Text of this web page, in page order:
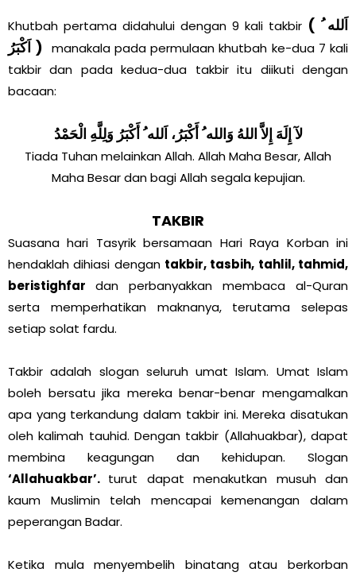
Khutbah pertama didahului dengan 9 kali takbir ( اَلله ُ
اَكْبَرُ ) manakala pada permulaan khutbah ke-dua 7 kali
takbir dan pada kedua-dua takbir itu diikuti dengan
bacaan:
لآ إِلَهَ إِلاَّ اللهُ وَالله ُ أَكْبَرُ، اَلله ُ أَكْبَرُ وَلِلَّهِ الْحَمْدُ
Tiada Tuhan melainkan Allah. Allah Maha Besar, Allah
Maha Besar dan bagi Allah segala kepujian.
TAKBIR
Suasana hari Tasyrik bersamaan Hari Raya Korban ini
hendaklah dihiasi dengan takbir, tasbih, tahlil, tahmid,
beristighfar dan perbanyakkan membaca al-Quran
serta memperhatikan maknanya, terutama selepas
setiap solat fardu.
Takbir adalah slogan seluruh umat Islam. Umat Islam
boleh bersatu jika mereka benar-benar mengamalkan
apa yang terkandung dalam takbir ini. Mereka disatukan
oleh kalimah tauhid. Dengan takbir (Allahuakbar), dapat
membina keagungan dan kehidupan. Slogan
‘Allahuakbar’. turut dapat menakutkan musuh dan
kaum Muslimin telah mencapai kemenangan dalam
peperangan Badar.
Ketika mula menyembelih binatang atau berkorban